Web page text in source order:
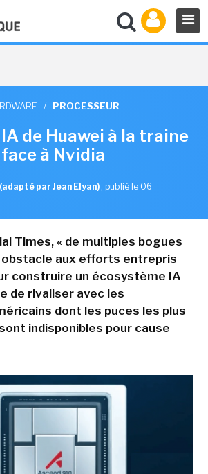
/ PROCESSEUR
de Huawei à la traine
face à Nvidia
par Jean Elyan) , publié le 06
Times, « de multiples bogues
aux efforts entrepris
construire un écosystème IA
de rivaliser avec les
dont les puces les plus
indisponibles pour cause